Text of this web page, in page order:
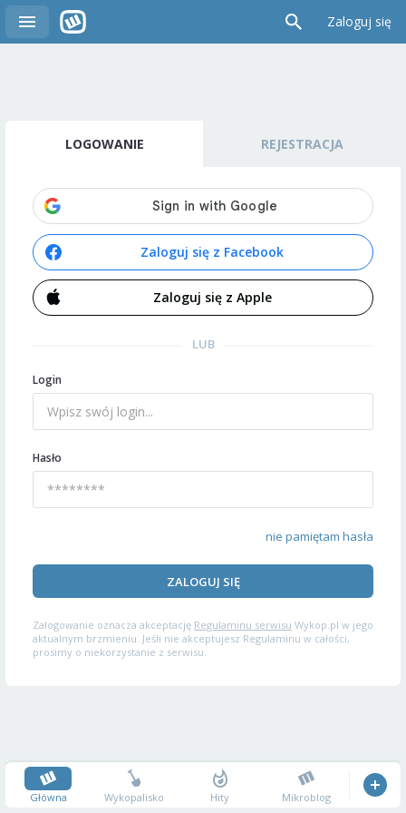
Zaloguj się
LOGOWANIE REJESTRACJA
Zaloguj się z Facebook
Zaloguj się z Apple
LUB
Login
Hasło
nie pamiętam hasła
ZALOGUJ SIĘ
Zalogowanie oznacza akceptację Regulaminu serwisu Wykop.pl w jego
aktualnym brzmieniu. Jeśli nie akceptujesz Regulaminu w całości,
prosimy o niekorzystanie z serwisu.
Główna Wykopalisko Hity Mikroblog